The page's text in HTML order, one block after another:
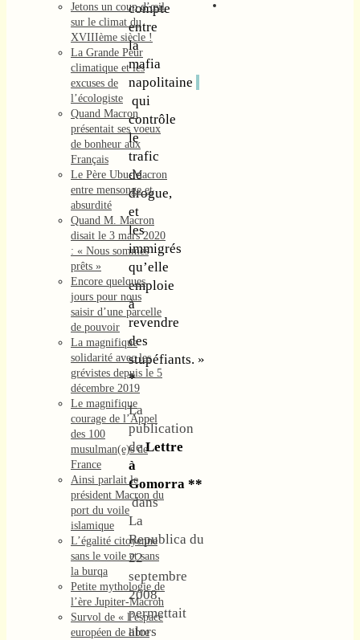
compte
entre
la
mafia
napolitaine
qui
contrôle
le
trafic
de
drogue,
et
les
immigrés
qu’elle
emploie
à
revendre
des
stupéfiants. »
*
La
publication
de Lettre
à
Gomorra **
dans
La
Republica du
22
septembre
2008,
permettait
alors
Jetons un coup d’œil
sur le climat du
XVIIIème siècle !
La Grande Peur
climatique et les
excuses de
l’écologiste
Quand Macron
présentait ses voeux
de bonheur aux
Français
Le Père Ubu-Macron
entre mensonge et
absurdité
Quand M. Macron
disait le 3 mars 2020
: « Nous sommes
prêts »
Encore quelques
jours pour nous
saisir d’une parcelle
de pouvoir
La magnifique
solidarité avec les
grévistes depuis le 5
décembre 2019
Le magnifique
courage de l’Appel
des 100
musulman(e)s de
France
Ainsi parlait le
président Macron du
port du voile
islamique
L’égalité citoyenne
sans le voile et sans
la burqa
Petite mythologie de
l’ère Jupiter-Macron
Survol de « l’espace
européen de libre